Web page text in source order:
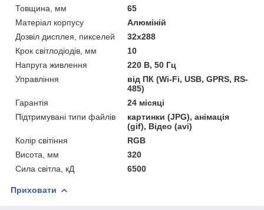
Товщина, мм
65
Матеріал корпусу
Алюміній
Дозвіл дисплея, пикселей
32х288
Крок світлодіодів, мм
10
Напруга живлення
220 В, 50 Гц
Управління
від ПК (Wi-Fi, USB, GPRS, RS-
485)
Гарантія
24 місяці
Підтримувані типи файлів
картинки (JPG), анімація
(gif), Відео (avi)
Колір світіння
RGB
Висота, мм
320
Сила світла, кД
6500
Приховати